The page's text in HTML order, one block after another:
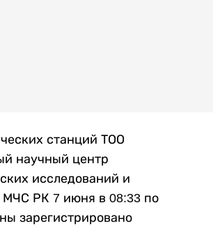
станций ТОО
научный центр
исследований и
РК 7 июня в 08:33 по
зарегистрировано